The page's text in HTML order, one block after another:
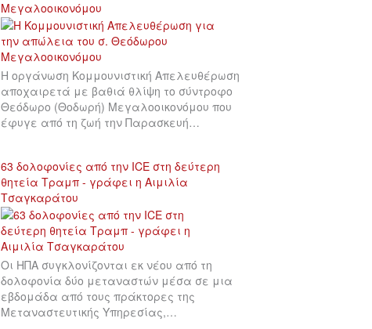
Μεγαλοοικονόμου
Η οργάνωση Κομμουνιστική Απελευθέρωση
αποχαιρετά με βαθιά θλίψη το σύντροφο
Θεόδωρο (Θοδωρή) Μεγαλοοικονόμου που
έφυγε από τη ζωή την Παρασκευή…
63 δολοφονίες από την ICE στη δεύτερη
θητεία Τραμπ - γράφει η Αιμιλία
Τσαγκαράτου
Οι ΗΠΑ συγκλονίζονται εκ νέου από τη
δολοφονία δύο μεταναστών μέσα σε μια
εβδομάδα από τους πράκτορες της
Μεταναστευτικής Υπηρεσίας,…